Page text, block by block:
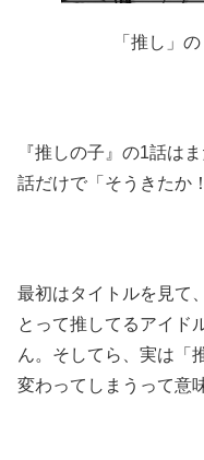
「推し」
『推しの子』の1話は
話だけで「そうきたか
最初はタイトルを見て
とって推してるアイド
ん。そしてら、実は「
変わってしまうって意